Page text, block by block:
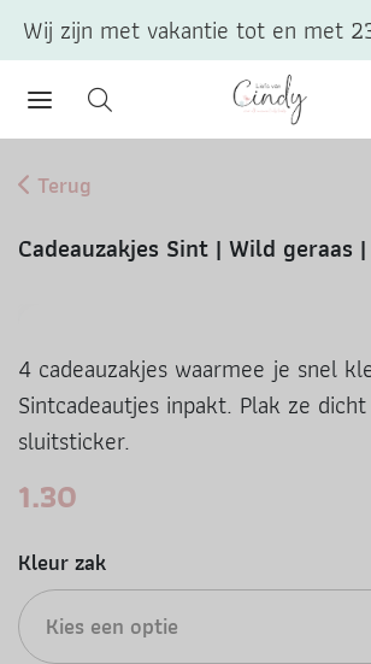
Terug
Cadeauzakjes Sint | Wild geraas
4 cadeauzakjes waarmee je snel
Sintcadeautjes inpakt. Plak ze
sluitsticker.
1.30
Kleur zak
Kies een optie
Wij zijn met vakantie tot en met